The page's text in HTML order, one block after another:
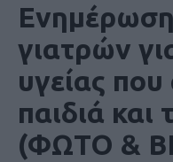
γιατρών
υγείας
παιδιά και
(ΦΩΤΟ &